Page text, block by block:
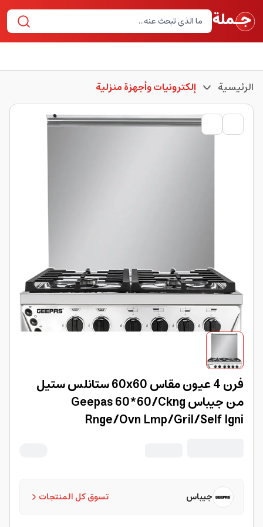
الرئيسية إلكترونيات وأجهزة منزلية
فرن 4 عيون مقاس 60x60 ستانلس ستيل
من جيباس Geepas 60*60/Ckng
Rnge/Ovn Lmp/Gril/Self Igni
تسوق كل المنتجات جيباس